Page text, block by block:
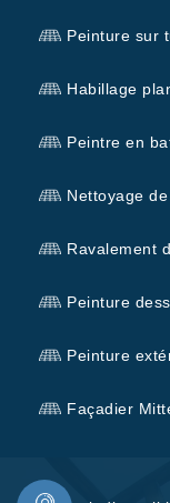
Peinture sur
Habillage
Peintre en
Nettoyage
Ravalement
Peinture
Peinture
Façadier